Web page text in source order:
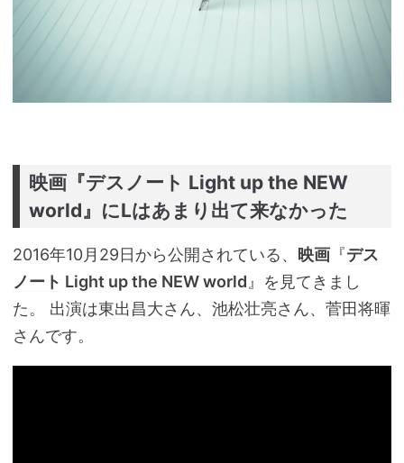
映画『デスノート Light up the NEW
world』にLはあまり出て来なかった
2016年10月29日から公開されている、 映画 『デス
ノート Light up the NEW world 』を見てきまし
た。 出演は東出昌大さん、 池松壮亮さん、 菅田将暉
さんです。